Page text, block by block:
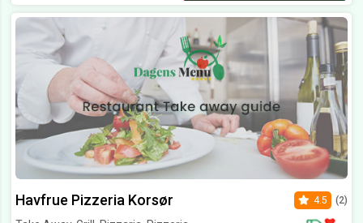
Havfrue Pizzeria Korsør 4.5 (2)